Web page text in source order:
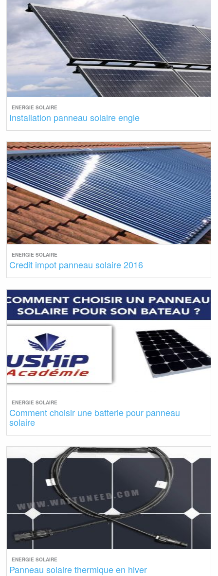
ENERGIE SOLAIRE
Installation panneau solaire engie
ENERGIE SOLAIRE
Credit impot panneau solaire 2016
ENERGIE SOLAIRE
Comment choisir une batterie pour panneau
solaire
ENERGIE SOLAIRE
Panneau solaire thermique en hiver